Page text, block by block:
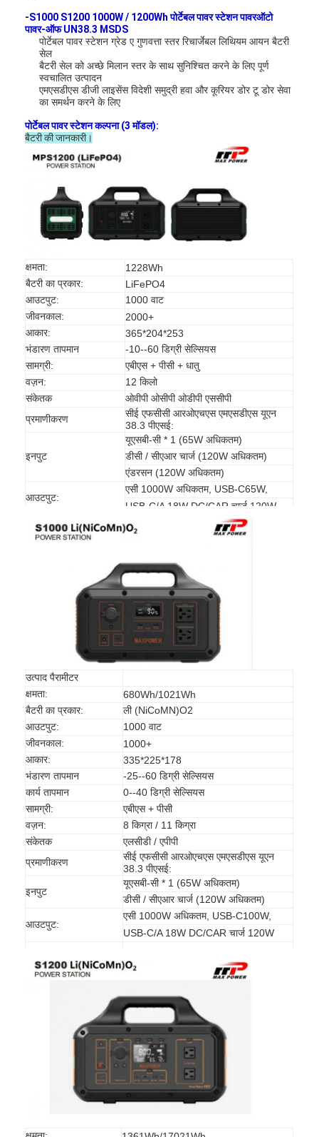
घर
हमारे बारे में
कारखाना भ्रमण
गुणवत्ता नियंत्रण
संपर्क करें
समाचार
लिथियम LiFePO4 बैटरी
लिथियम आयन रिचार्जेबल बैटरी
लिथियम पॉलिमर बैटरी
-S1000 S1200 1000W / 1200Wh पोर्टेबल पावर स्टेशन पावरऑटो
पावर-ऑफ UN38.3 MSDS
पोर्टेबल पावर स्टेशन ग्रेड ए गुणवत्ता स्तर रिचार्जेबल लिथियम आयन बैटरी
सेल
बैटरी सेल को अच्छे मिलान स्तर के साथ सुनिश्चित करने के लिए पूर्ण
स्वचालित उत्पादन
एमएसडीएस डीजी लाइसेंस विदेशी समुद्री हवा और कूरियर डोर टू डोर सेवा
का समर्थन करने के लिए
पोर्टेबल पावर स्टेशन कल्पना (3 मॉडल):
बैटरी की जानकारी।
क्षमता:
1228Wh
बैटरी का प्रकार:
LiFePO4
आउटपुट:
1000 वाट
जीवनकाल:
2000+
आकार:
365*204*253
भंडारण तापमान
-10--60 डिग्री सेल्सियस
सामग्री:
एबीएस + पीसी + धातु
वज़न:
12 किलो
संकेतक
ओवीपी ओसीपी ओडीपी एससीपी
प्रमाणीकरण
सीई एफसीसी आरओएचएस एमएसडीएस यूएन
38.3 पीएसई:
इनपुट
यूएसबी-सी * 1 (65W अधिकतम)
डीसी / सीएआर चार्ज (120W अधिकतम)
एंडरसन (120W अधिकतम)
आउटपुट:
एसी 1000W अधिकतम, USB-C65W,
USB-C/A 18W DC/CAR चार्ज 120W
उत्पाद पैरामीटर
क्षमता:
680Wh/1021Wh
बैटरी का प्रकार:
ली (NiCoMN)O2
आउटपुट:
1000 वाट
जीवनकाल:
1000+
आकार:
335*225*178
भंडारण तापमान
-25--60 डिग्री सेल्सियस
कार्य तापमान
0--40 डिग्री सेल्सियस
सामग्री:
एबीएस + पीसी
वज़न:
8 किग्रा / 11 किग्रा
संकेतक
एलसीडी / एपीपी
प्रमाणीकरण
सीई एफसीसी आरओएचएस एमएसडीएस यूएन
38.3 पीएसई:
इनपुट
यूएसबी-सी * 1 (65W अधिकतम)
डीसी / सीएआर चार्ज (120W अधिकतम)
आउटपुट:
एसी 1000W अधिकतम, USB-C100W,
USB-C/A 18W DC/CAR चार्ज 120W